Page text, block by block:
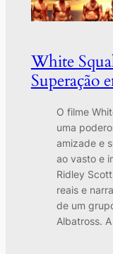
White
Superação
O filme
uma
amizade e
ao vasto e
Ridley
reais e
de um
Albatross.